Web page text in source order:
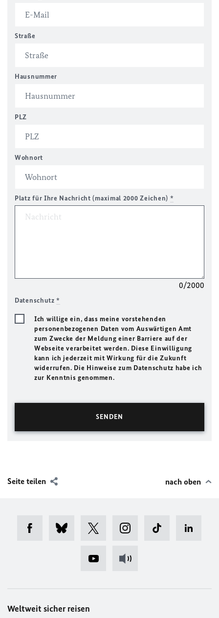
Straße
Hausnummer
PLZ
Wohnort
Platz für Ihre Nachricht (maximal 2000 Zeichen) *
0/2000
Datenschutz*
Ich willige ein, dass meine vorstehenden
personenbezogenen Daten vom Auswärtigen Amt
zum Zwecke der Meldung einer Barriere auf der
Webseite verarbeitet werden. Diese Einwilligung
kann ich jederzeit mit Wirkung für die Zukunft
widerrufen. Die Hinweise zum Datenschutz habe ich
zur Kenntnis genommen.
Seite teilen nach oben
Weltweit sicher reisen